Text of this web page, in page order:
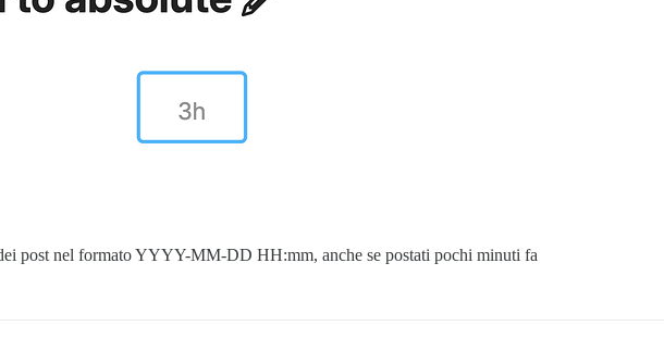
post nel formato YYYY-MM-DD HH:mm, anche se postati pochi minuti fa